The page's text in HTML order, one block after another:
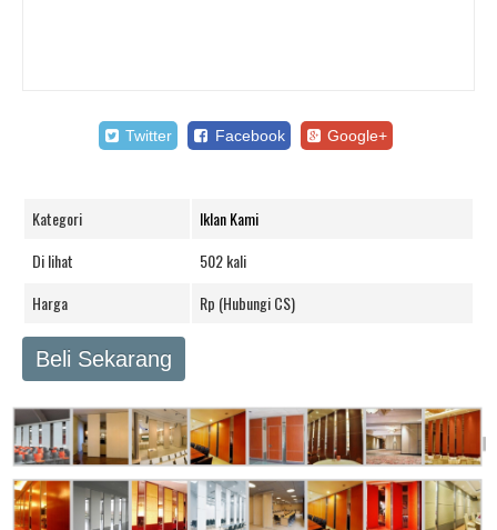
Twitter Facebook Google+
Kategori
Iklan Kami
Di lihat
502 kali
Harga
Rp (Hubungi CS)
Beli Sekarang